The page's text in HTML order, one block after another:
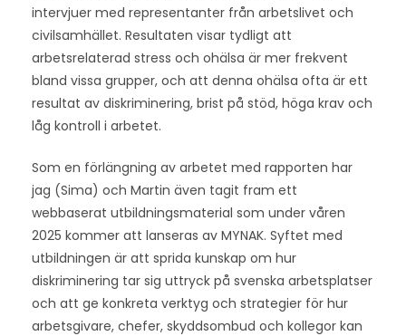
intervjuer med representanter från arbetslivet och
civilsamhället. Resultaten visar tydligt att
arbetsrelaterad stress och ohälsa är mer frekvent
bland vissa grupper, och att denna ohälsa ofta är ett
resultat av diskriminering, brist på stöd, höga krav och
låg kontroll i arbetet.
Som en förlängning av arbetet med rapporten har
jag (Sima) och Martin även tagit fram ett
webbaserat utbildningsmaterial som under våren
2025 kommer att lanseras av MYNAK. Syftet med
utbildningen är att sprida kunskap om hur
diskriminering tar sig uttryck på svenska arbetsplatser
och att ge konkreta verktyg och strategier för hur
arbetsgivare, chefer, skyddsombud och kollegor kan